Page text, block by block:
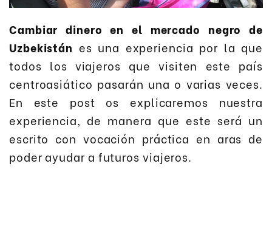
Cambiar dinero en el mercado negro de
Uzbekistán es una experiencia por la que
todos los viajeros que visiten este país
centroasiático pasarán una o varias veces.
En este post os explicaremos nuestra
experiencia, de manera que este será un
escrito con vocación práctica en aras de
poder ayudar a futuros viajeros.